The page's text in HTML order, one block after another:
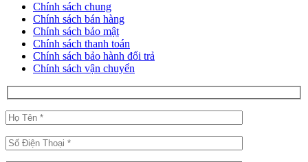
Chính sách chung
Chính sách bán hàng
Chính sách bảo mật
Chính sách thanh toán
Chính sách bảo hành đổi trả
Chính sách vận chuyển